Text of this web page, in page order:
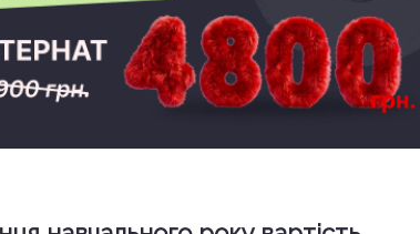
стабільну зайнятість.